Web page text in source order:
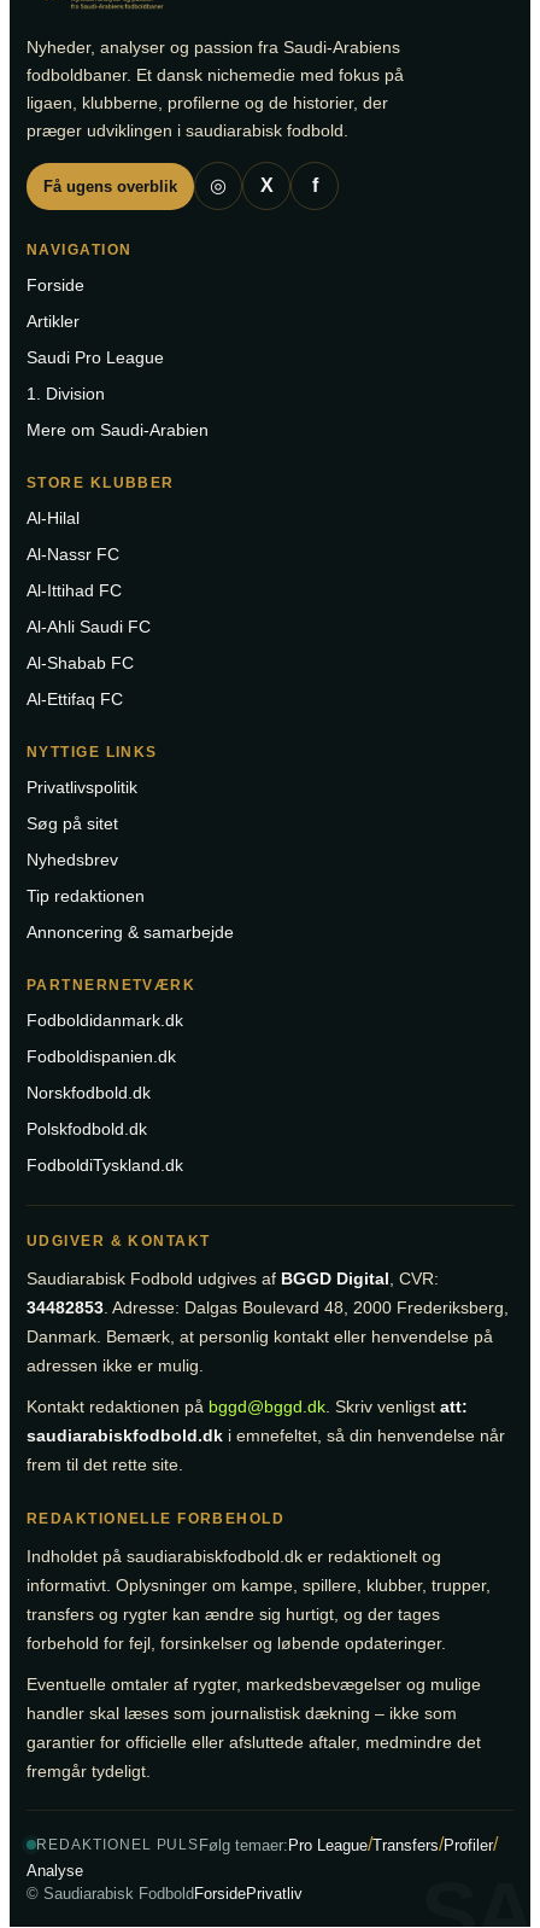
Nyheder, analyser og passion fra Saudi-Arabiens
fodboldbaner. Et dansk nichemedie med fokus på
ligaen, klubberne, profilerne og de historier, der
præger udviklingen i saudiarabisk fodbold.
Få ugens overblik ◎ X f
NAVIGATION
Forside
Artikler
Saudi Pro League
1. Division
Mere om Saudi-Arabien
STORE KLUBBER
Al-Hilal
Al-Nassr FC
Al-Ittihad FC
Al-Ahli Saudi FC
Al-Shabab FC
Al-Ettifaq FC
NYTTIGE LINKS
Privatlivspolitik
Søg på sitet
Nyhedsbrev
Tip redaktionen
Annoncering & samarbejde
PARTNERNETVÆRK
Fodboldidanmark.dk
Fodboldispanien.dk
Norskfodbold.dk
Polskfodbold.dk
FodboldiTyskland.dk
UDGIVER & KONTAKT
Saudiarabisk Fodbold udgives af BGGD Digital, CVR:
34482853. Adresse: Dalgas Boulevard 48, 2000 Frederiksberg,
Danmark. Bemærk, at personlig kontakt eller henvendelse på
adressen ikke er mulig.
Kontakt redaktionen på bggd@bggd.dk. Skriv venligst att:
saudiarabiskfodbold.dk i emnefeltet, så din henvendelse når
frem til det rette site.
REDAKTIONELLE FORBEHOLD
Indholdet på saudiarabiskfodbold.dk er redaktionelt og
informativt. Oplysninger om kampe, spillere, klubber, trupper,
transfers og rygter kan ændre sig hurtigt, og der tages
forbehold for fejl, forsinkelser og løbende opdateringer.
Eventuelle omtaler af rygter, markedsbevægelser og mulige
handler skal læses som journalistisk dækning – ikke som
garantier for officielle eller afsluttede aftaler, medmindre det
fremgår tydeligt.
REDAKTIONEL PULS Følg temaer: Pro League/Transfers/Profiler/
Analyse
© Saudiarabisk Fodbold ForsidePrivatliv